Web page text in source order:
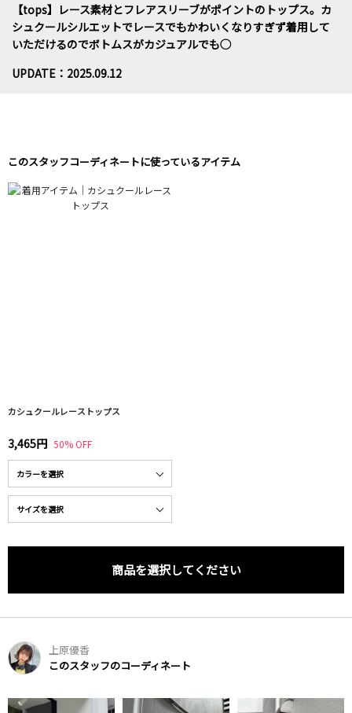
【tops】レース素材とフレアスリーブがポイントのトップス。カ
シュクールシルエットでレースでもかわいくなりすぎず着用して
いただけるのでボトムスがカジュアルでも◯
UPDATE：2025.09.12
このスタッフコーディネートに使っているアイテム
カシュクールレーストップス
3,465円 50% OFF
商品を選択してください
上原優香
このスタッフのコーディネート